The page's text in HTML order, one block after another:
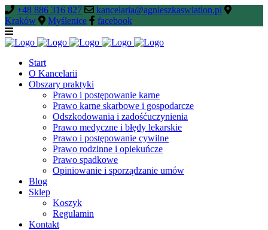
+48 886 316 827
kancelaria@agnieszkaswiatlon.pl
Kraków
Myślenice facebook
Start
O Kancelarii
Obszary praktyki
Prawo i postępowanie karne
Prawo karne skarbowe i gospodarcze
Odszkodowania i zadośćuczynienia
Prawo medyczne i błędy lekarskie
Prawo i postępowanie cywilne
Prawo rodzinne i opiekuńcze
Prawo spadkowe
Opiniowanie i sporządzanie umów
Blog
Sklep
Koszyk
Regulamin
Kontakt